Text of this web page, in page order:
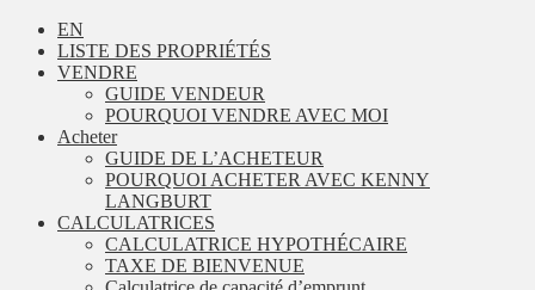
EN
LISTE DES PROPRIÉTÉS
VENDRE
GUIDE VENDEUR
POURQUOI VENDRE AVEC MOI
Acheter
GUIDE DE L’ACHETEUR
POURQUOI ACHETER AVEC KENNY
LANGBURT
CALCULATRICES
CALCULATRICE HYPOTHÉCAIRE
TAXE DE BIENVENUE